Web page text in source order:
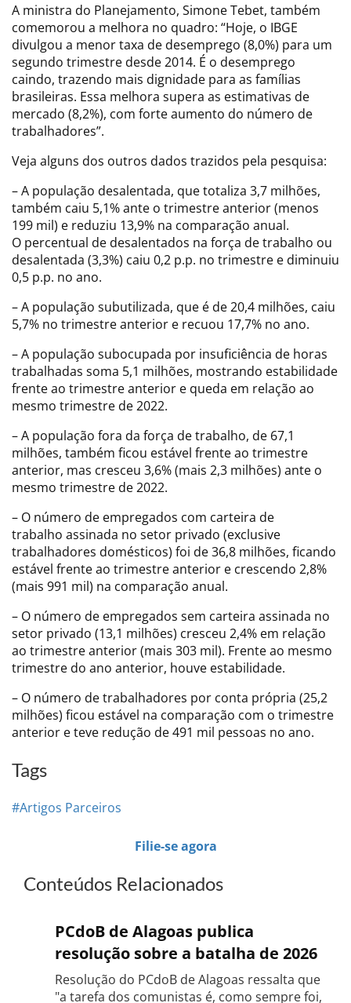
A ministra do Planejamento, Simone Tebet, também
comemorou a melhora no quadro: “Hoje, o IBGE
divulgou a menor taxa de desemprego (8,0%) para um
segundo trimestre desde 2014. É o desemprego
caindo, trazendo mais dignidade para as famílias
brasileiras. Essa melhora supera as estimativas de
mercado (8,2%), com forte aumento do número de
trabalhadores”.
Veja alguns dos outros dados trazidos pela pesquisa:
– A população desalentada, que totaliza 3,7 milhões,
também caiu 5,1% ante o trimestre anterior (menos
199 mil) e reduziu 13,9% na comparação anual.
O percentual de desalentados na força de trabalho ou
desalentada (3,3%) caiu 0,2 p.p. no trimestre e diminuiu
0,5 p.p. no ano.
– A população subutilizada, que é de 20,4 milhões, caiu
5,7% no trimestre anterior e recuou 17,7% no ano.
– A população subocupada por insuficiência de horas
trabalhadas soma 5,1 milhões, mostrando estabilidade
frente ao trimestre anterior e queda em relação ao
mesmo trimestre de 2022.
– A população fora da força de trabalho, de 67,1
milhões, também ficou estável frente ao trimestre
anterior, mas cresceu 3,6% (mais 2,3 milhões) ante o
mesmo trimestre de 2022.
– O número de empregados com carteira de
trabalho assinada no setor privado (exclusive
trabalhadores domésticos) foi de 36,8 milhões, ficando
estável frente ao trimestre anterior e crescendo 2,8%
(mais 991 mil) na comparação anual.
– O número de empregados sem carteira assinada no
setor privado (13,1 milhões) cresceu 2,4% em relação
ao trimestre anterior (mais 303 mil). Frente ao mesmo
trimestre do ano anterior, houve estabilidade.
– O número de trabalhadores por conta própria (25,2
milhões) ficou estável na comparação com o trimestre
anterior e teve redução de 491 mil pessoas no ano.
Tags
#Artigos Parceiros
Filie-se agora
Conteúdos Relacionados
PCdoB de Alagoas publica
resolução sobre a batalha de 2026
Resolução do PCdoB de Alagoas ressalta que
"a tarefa dos comunistas é, como sempre foi,